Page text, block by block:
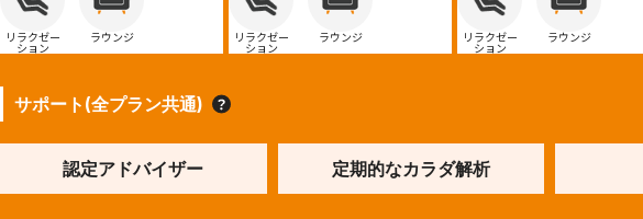
リラクゼー
ション
ラウンジ リラクゼー
ション
ラウンジ リラクゼー
ション
ラウンジ
サポート(全プラン共通)
認定アドバイザー 定期的なカラダ解析